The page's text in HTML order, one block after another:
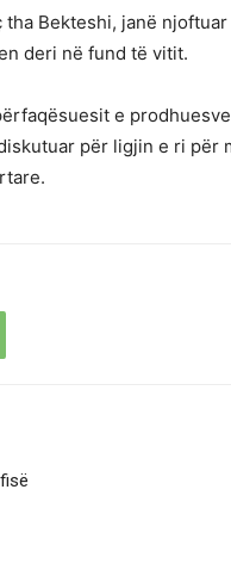
Bekteshi, janë
deri në fund të vitit.
e
për ligjin e ri